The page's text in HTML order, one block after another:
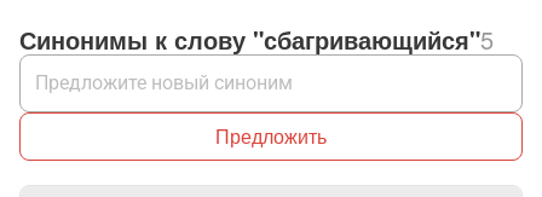
Синонимы к слову "сбагривающийся"5
Предложить